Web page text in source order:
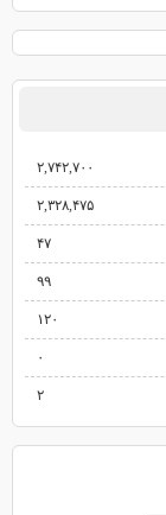
۲,۷۴۲,۷۰۰
۲,۳۲۸,۴۷۵
۴۷
۹۹
۱۲۰
۰
۲